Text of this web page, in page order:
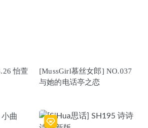
怡萱
[MussGirl慕丝女郎] NO.037
与她的电话亭之恋